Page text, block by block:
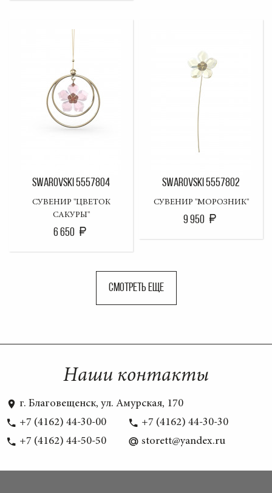
SWAROVSKI 5557804
СУВЕНИР "ЦВЕТОК
САКУРЫ"
6 650
SWAROVSKI 5557802
СУВЕНИР "МОРОЗНИК"
9 950
СМОТРЕТЬ ЕЩЕ
Наши контакты
г. Благовещенск, ул. Амурская, 170
+7 (4162) 44-30-00
+7 (4162) 44-30-30
+7 (4162) 44-50-50
storett@yandex.ru